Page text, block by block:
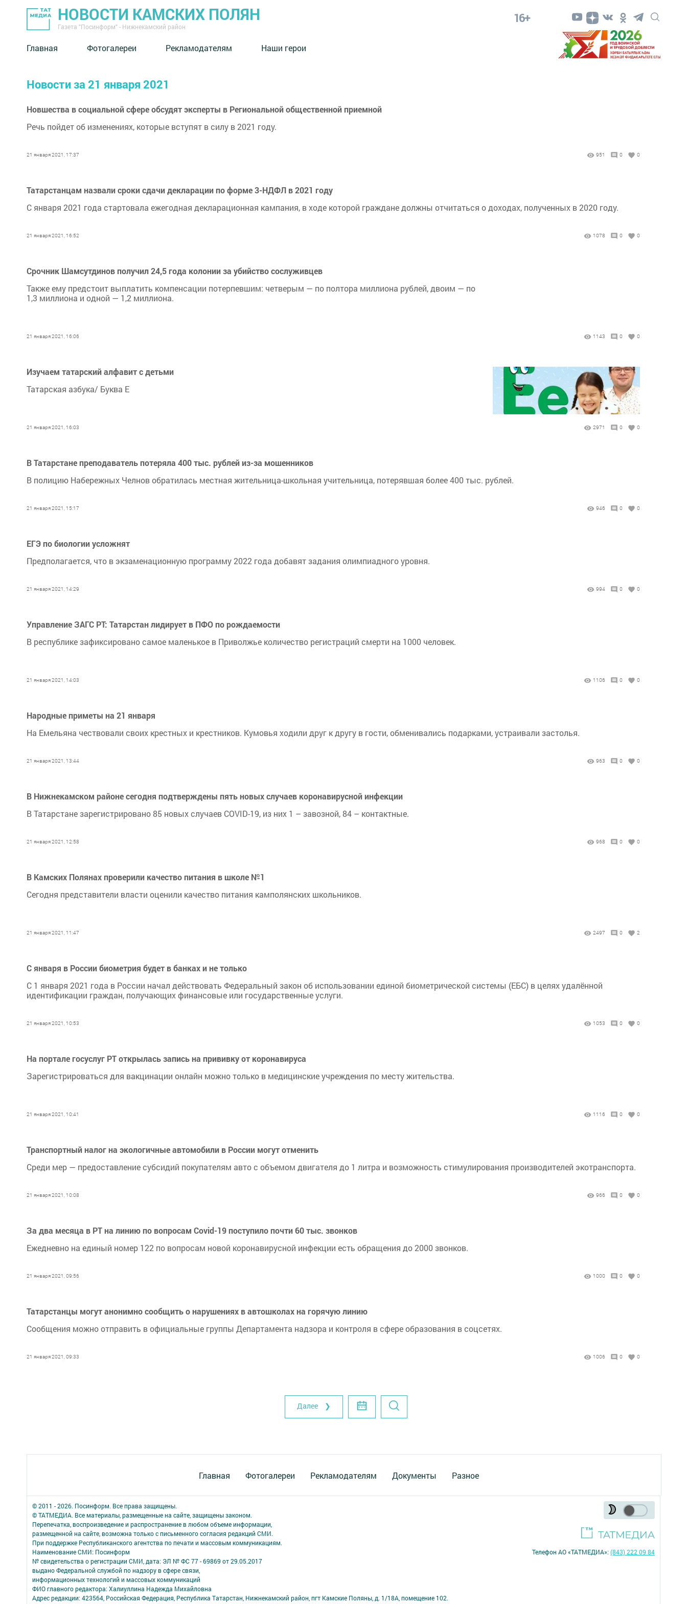
НОВОСТИ КАМСКИХ ПОЛЯН
Газета "Посинформ" - Нижнекамский район
16+
Главная Фотогалереи Рекламодателям Наши герои
Новости за 21 января 2021
Новшества в социальной сфере обсудят эксперты в Региональной общественной приемной
Речь пойдет об изменениях, которые вступят в силу в 2021 году.
21 января 2021, 17:37 951 0 0
Татарстанцам назвали сроки сдачи декларации по форме 3-⁠НДФЛ в 2021 году
С января 2021 года стартовала ежегодная декларационная кампания, в ходе которой граждане должны отчитаться о доходах, полученных в 2020 году.
21 января 2021, 16:52 1078 0 0
Срочник Шамсутдинов получил 24,5 года колонии за убийство сослуживцев
Также ему предстоит выплатить компенсации потерпевшим: четверым — по полтора миллиона рублей, двоим — по
1,3 миллиона и одной — 1,2 миллиона.
21 января 2021, 16:06 1143 0 0
Изучаем татарский алфавит с детьми
Татарская азбука/ Буква Е
21 января 2021, 16:03 2971 0 0
В Татарстане преподаватель потеряла 400 тыс. рублей из-за мошенников
В полицию Набережных Челнов обратилась местная жительница-школьная учительница, потерявшая более 400 тыс. рублей.
21 января 2021, 15:17 946 0 0
ЕГЭ по биологии усложнят
Предполагается, что в экзаменационную программу 2022 года добавят задания олимпиадного уровня.
21 января 2021, 14:29 994 0 0
Управление ЗАГС РТ: Татарстан лидирует в ПФО по рождаемости
В республике зафиксировано самое маленькое в Приволжье количество регистраций смерти на 1000 человек.
21 января 2021, 14:03 1106 0 0
Народные приметы на 21 января
На Емельяна чествовали своих крестных и крестников. Кумовья ходили друг к другу в гости, обменивались подарками, устраивали застолья.
21 января 2021, 13:44 963 0 0
В Нижнекамском районе сегодня подтверждены пять новых случаев коронавирусной инфекции
В Татарстане зарегистрировано 85 новых случаев COVID-19, из них 1 – завозной, 84 – контактные.
21 января 2021, 12:58 968 0 0
В Камских Полянах проверили качество питания в школе №1
Сегодня представители власти оценили качество питания камполянских школьников.
21 января 2021, 11:47 2497 0 2
С января в России биометрия будет в банках и не только
С 1 января 2021 года в России начал действовать Федеральный закон об использовании единой биометрической системы (ЕБС) в целях удалённой
идентификации граждан, получающих финансовые или государственные услуги.
21 января 2021, 10:53 1053 0 0
На портале госуслуг РТ открылась запись на прививку от коронавируса
Зарегистрироваться для вакцинации онлайн можно только в медицинские учреждения по месту жительства.
21 января 2021, 10:41 1116 0 0
Транспортный налог на экологичные автомобили в России могут отменить
Среди мер — предоставление субсидий покупателям авто с объемом двигателя до 1 литра и возможность стимулирования производителей экотранспорта.
21 января 2021, 10:08 966 0 0
За два месяца в РТ на линию по вопросам Covid-19 поступило почти 60 тыс. звонков
Ежедневно на единый номер 122 по вопросам новой коронавирусной инфекции есть обращения до 2000 звонков.
21 января 2021, 09:56 1000 0 0
Татарстанцы могут анонимно сообщить о нарушениях в автошколах на горячую линию
Сообщения можно отправить в официальные группы Департамента надзора и контроля в сфере образования в соцсетях.
21 января 2021, 09:33 1006 0 0
Далее ❯
Главная Фотогалереи Рекламодателям Документы Разное
© 2011 - 2026. Посинформ. Все права защищены.
© ТАТМЕДИА. Все материалы, размещенные на сайте, защищены законом.
Перепечатка, воспроизведение и распространение в любом объеме информации,
размещенной на сайте, возможна только с письменного согласия редакций СМИ.
При поддержке Республиканского агентства по печати и массовым коммуникациям.
Наименование СМИ: Посинформ
№ свидетельства о регистрации СМИ, дата: ЭЛ № ФС 77 - 69869 от 29.05.2017
выдано Федеральной службой по надзору в сфере связи,
информационных технологий и массовых коммуникаций
ФИО главного редактора: Халиуллина Надежда Михайловна
Адрес редакции: 423564, Российская Федерация, Республика Татарстан, Нижнекамский район, пгт Камские Поляны, д. 1/18А, помещение 102.
Телефон АО «ТАТМЕДИА»:(843) 222 09 84